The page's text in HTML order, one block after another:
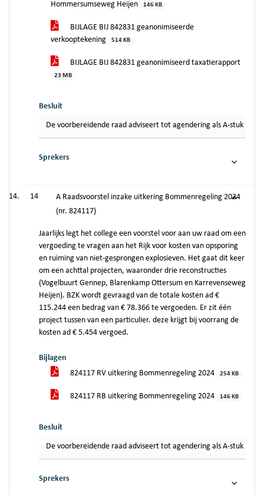
Hommersumseweg Heijen
146 KB
BIJLAGE BIJ 842831 geanonimiseerde
verkooptekening
514 KB
BIJLAGE BIJ 842831 geanonimiseerd taxatierapport
23 MB
Besluit
De voorbereidende raad adviseert tot agendering als A-stuk in
Sprekers
14
A Raadsvoorstel inzake uitkering Bommenregeling 2024
(nr. 824117)
Jaarlijks legt het college een voorstel voor aan uw raad om een
vergoeding te vragen aan het Rijk voor kosten van opsporing
en ruiming van niet-gesprongen explosieven. Het gaat dit keer
om een achttal projecten, waaronder drie reconstructies
(Vogelbuurt Gennep, Blarenkamp Ottersum en Karrevenseweg
Heijen). BZK wordt gevraagd van de totale kosten ad €
115.244 een bedrag van € 78.366 te vergoeden. Er zit één
project tussen van een particulier. deze krijgt bij voorrang de
kosten ad € 5.454 vergoed.
Bijlagen
824117 RV uitkering Bommenregeling 2024
254 KB
824117 RB uitkering Bommenregeling 2024 146 KB
Besluit
De voorbereidende raad adviseert tot agendering als A-stuk in
Sprekers